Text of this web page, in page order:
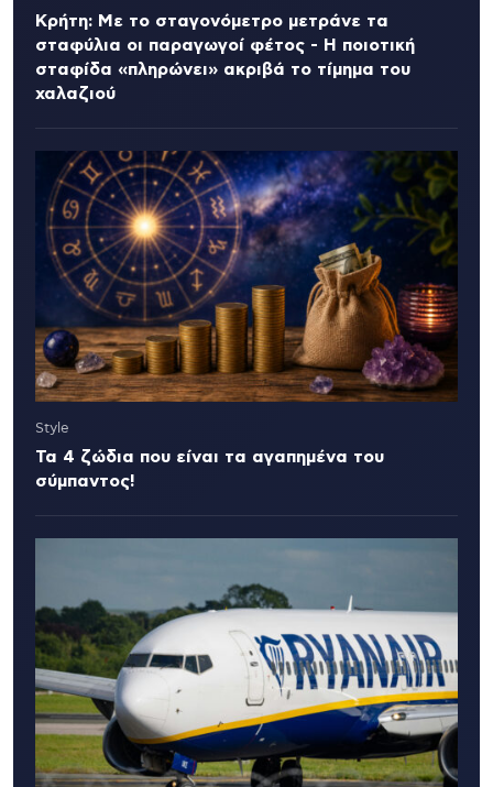
Κρήτη: Με το σταγονόμετρο μετράνε τα
σταφύλια οι παραγωγοί φέτος - Η ποιοτική
σταφίδα «πληρώνει» ακριβά το τίμημα του
χαλαζιού
Style
Τα 4 ζώδια που είναι τα αγαπημένα του
σύμπαντος!